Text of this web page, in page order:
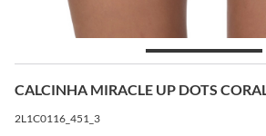
CALCINHA MIRACLE UP DOTS CORAL
2L1C0116_451_3